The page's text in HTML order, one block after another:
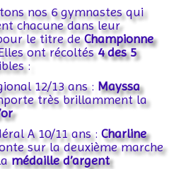
nos 6 gymnastes qui
chacune dans leur
le titre deChampionne
ont récoltés4 des 5
:
12/13 ans : Mayssa
très brillamment la
A 10/11 ans : Charline
sur la deuxième marche
médaille d’argent